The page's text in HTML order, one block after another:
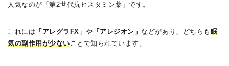
人気なのが「第2世代抗ヒスタミン薬」です。
これには 「アレグラFX」や 「アレジオン」 などがあり、どちらも 眠
気の副作用が少ないことで知られています。